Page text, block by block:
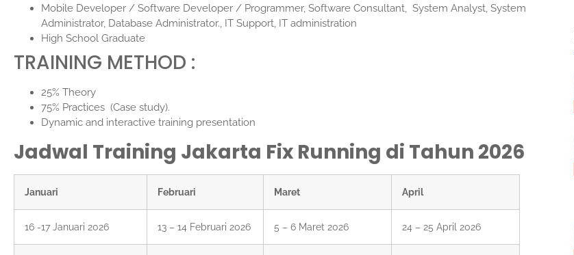
Mobile Developer / Software Developer / Programmer, Software Consultant, System Analyst, System
Administrator, Database Administrator., IT Support, IT administration
High School Graduate
TRAINING METHOD :
25% Theory
75% Practices (Case study).
Dynamic and interactive training presentation
Jadwal Training Jakarta Fix Running di Tahun 2026
Januari Februari Maret April
16 -17 Januari 2026 13 – 14 Februari 2026 5 – 6 Maret 2026 24 – 25 April 2026